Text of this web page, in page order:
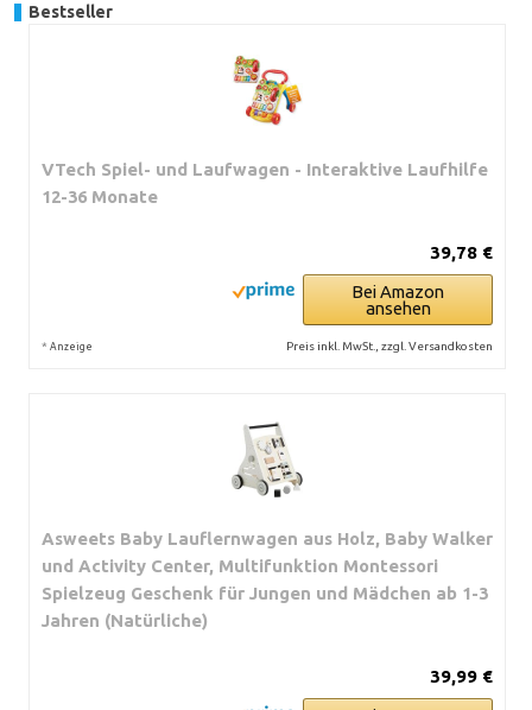
Bestseller
VTech Spiel- und Laufwagen - Interaktive Laufhilfe
12-36 Monate
39,78 €
Bei Amazon
ansehen
* Anzeige Preis inkl. MwSt., zzgl. Versandkosten
Asweets Baby Lauflernwagen aus Holz, Baby Walker
und Activity Center, Multifunktion Montessori
Spielzeug Geschenk für Jungen und Mädchen ab 1-3
Jahren (Natürliche)
39,99 €